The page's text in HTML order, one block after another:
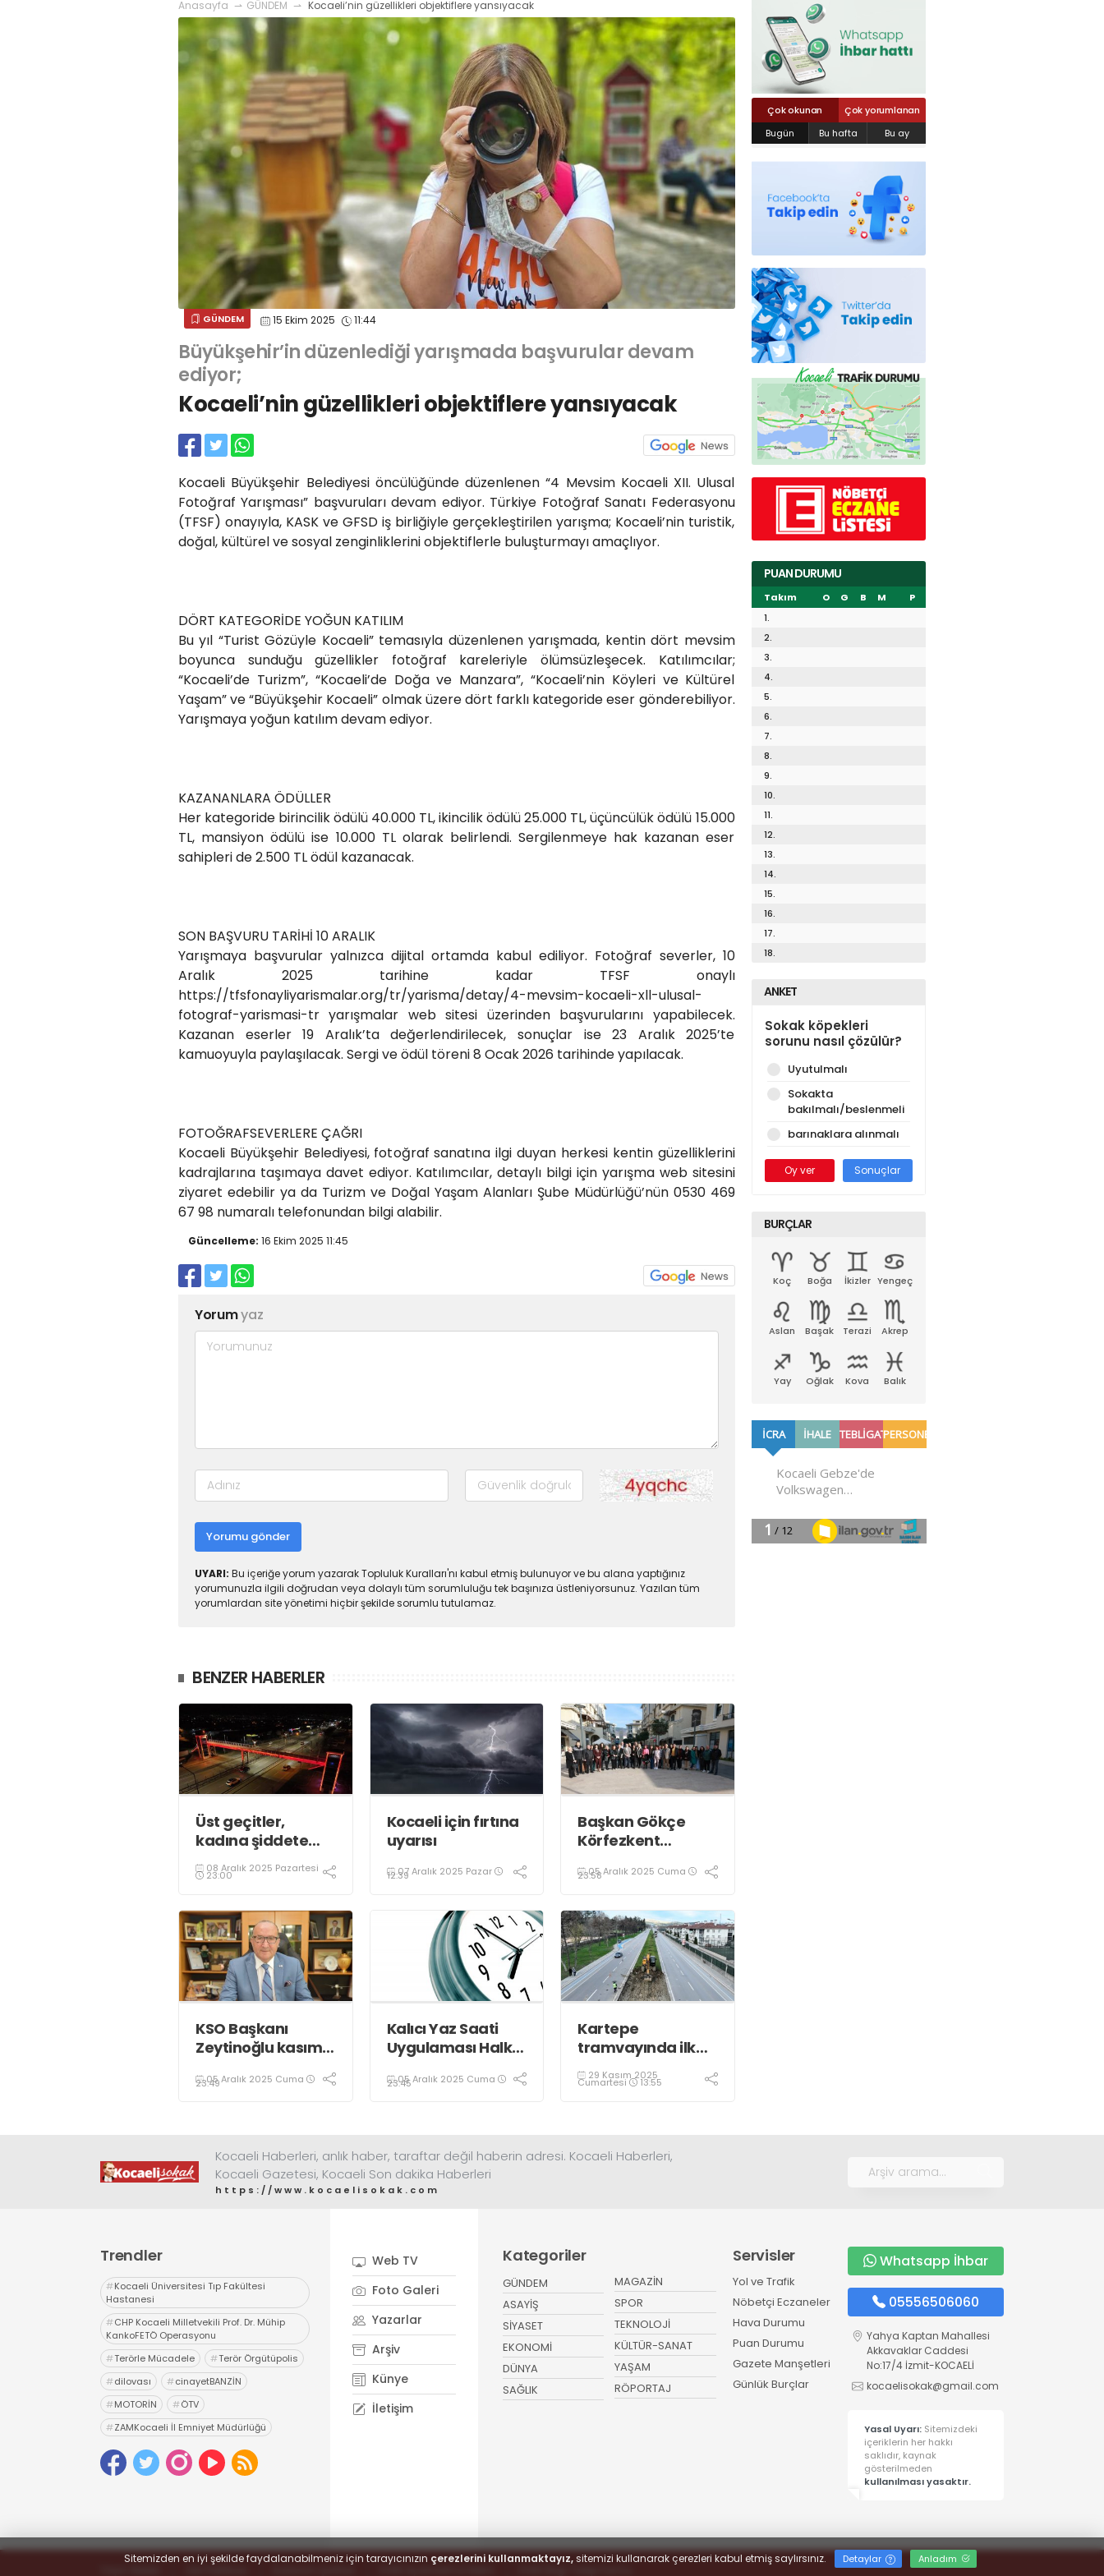
Anasayfa GÜNDEM Kocaeli’nin güzellikleri objektiflere yansıyacak
GÜNDEM 15 Ekim 2025 11:44
Büyükşehir’in düzenlediği yarışmada başvurular devam
ediyor;
Kocaeli’nin güzellikleri objektiflere yansıyacak
Kocaeli Büyükşehir Belediyesi öncülüğünde düzenlenen “4 Mevsim Kocaeli XII. Ulusal
Fotoğraf Yarışması” başvuruları devam ediyor. Türkiye Fotoğraf Sanatı Federasyonu
(TFSF) onayıyla, KASK ve GFSD iş birliğiyle gerçekleştirilen yarışma; Kocaeli’nin turistik,
doğal, kültürel ve sosyal zenginliklerini objektiflerle buluşturmayı amaçlıyor.
DÖRT KATEGORİDE YOĞUN KATILIM
Bu yıl “Turist Gözüyle Kocaeli” temasıyla düzenlenen yarışmada, kentin dört mevsim
boyunca sunduğu güzellikler fotoğraf kareleriyle ölümsüzleşecek. Katılımcılar;
“Kocaeli’de Turizm”, “Kocaeli’de Doğa ve Manzara”, “Kocaeli’nin Köyleri ve Kültürel
Yaşam” ve “Büyükşehir Kocaeli” olmak üzere dört farklı kategoride eser gönderebiliyor.
Yarışmaya yoğun katılım devam ediyor.
KAZANANLARA ÖDÜLLER
Her kategoride birincilik ödülü 40.000 TL, ikincilik ödülü 25.000 TL, üçüncülük ödülü 15.000
TL, mansiyon ödülü ise 10.000 TL olarak belirlendi. Sergilenmeye hak kazanan eser
sahipleri de 2.500 TL ödül kazanacak.
SON BAŞVURU TARİHİ 10 ARALIK
Yarışmaya başvurular yalnızca dijital ortamda kabul ediliyor. Fotoğraf severler, 10
Aralık 2025 tarihine kadar TFSF onaylı
https://tfsfonayliyarismalar.org/tr/yarisma/detay/4-mevsim-kocaeli-xll-ulusal-
fotograf-yarismasi-tr yarışmalar web sitesi üzerinden başvurularını yapabilecek.
Kazanan eserler 19 Aralık’ta değerlendirilecek, sonuçlar ise 23 Aralık 2025’te
kamuoyuyla paylaşılacak. Sergi ve ödül töreni 8 Ocak 2026 tarihinde yapılacak.
FOTOĞRAFSEVERLERE ÇAĞRI
Kocaeli Büyükşehir Belediyesi, fotoğraf sanatına ilgi duyan herkesi kentin güzelliklerini
kadrajlarına taşımaya davet ediyor. Katılımcılar, detaylı bilgi için yarışma web sitesini
ziyaret edebilir ya da Turizm ve Doğal Yaşam Alanları Şube Müdürlüğü’nün 0530 469
67 98 numaralı telefonundan bilgi alabilir.
Güncelleme: 16 Ekim 2025 11:45
Yorumyaz
Yorumu gönder
UYARI: Bu içeriğe yorum yazarak Topluluk Kuralları'nı kabul etmiş bulunuyor ve bu alana yaptığınız
yorumunuzla ilgili doğrudan veya dolaylı tüm sorumluluğu tek başınıza üstleniyorsunuz. Yazılan tüm
yorumlardan site yönetimi hiçbir şekilde sorumlu tutulamaz.
BENZER HABERLER
Üst geçitler,
kadına şiddete
karşı “turuncu”
renkle aydınlatıldı;
08 Aralık 2025 Pazartesi
23:00
Kocaeli için fırtına
uyarısı
07 Aralık 2025 Pazar
12:39
Başkan Gökçe
Körfezkent
Oldu
05 Aralık 2025 Cuma
23:58
KSO Başkanı
Zeytinoğlu kasım
verilerini
05 Aralık 2025 Cuma
23:49
Kalıcı Yaz Saati
Uygulaması Halkın
Ediyor!
05 Aralık 2025 Cuma
23:45
Kartepe
tramvayında ilk
kepçe vuruldu
29 Kasım 2025
Cumartesi 13:55
Çok okunan
Çok yorumlanan
Bugün
Bu hafta Bu ay
PUAN DURUMU
Takım O G B M
P
1.
2.
3.
4.
5.
6.
7.
8.
9.
10.
11.
12.
13.
14.
15.
16.
17.
18.
ANKET
Sokak köpekleri
sorunu nasıl çözülür?
Uyutulmalı
Sokakta
bakılmalı/beslenmeli
barınaklara alınmalı
Oy ver Sonuçlar
BURÇLAR
Koç Boğa İkizler Yengeç
Aslan Başak Terazi Akrep
Yay Oğlak Kova Balık
Kocaeli Haberleri, anlık haber, taraftar değil haberin adresi. Kocaeli Haberleri,
Kocaeli Gazetesi, Kocaeli Son dakika Haberleri
https://www.kocaelisokak.com
Trendler
#Kocaeli Üniversitesi Tıp Fakültesi
Hastanesi
#CHP Kocaeli Milletvekili Prof. Dr. Mühip
KankoFETÖ Operasyonu
#Terörle Mücadele #Terör Örgütüpolis
#dilovası #cinayetBANZİN
#MOTORİN #ÖTV
#ZAMKocaeli İl Emniyet Müdürlüğü
#Uyuşturucu # uyarıcı madde ticareti
# hapis
Web TV
Foto Galeri
Yazarlar
Arşiv
Künye
İletişim
Kategoriler
GÜNDEM
ASAYİŞ
SİYASET
EKONOMİ
DÜNYA
SAĞLIK
MAGAZİN
SPOR
TEKNOLOJİ
KÜLTÜR-SANAT
YAŞAM
RÖPORTAJ
Servisler
Yol ve Trafik
Nöbetçi Eczaneler
Hava Durumu
Puan Durumu
Gazete Manşetleri
Günlük Burçlar
Whatsapp İhbar
05556506060
Yahya Kaptan Mahallesi
Akkavaklar Caddesi
No:17/4 İzmit-KOCAELİ
kocaelisokak@gmail.com
Yasal Uyarı: Sitemizdeki
içeriklerin her hakkı
saklıdır, kaynak
gösterilmeden
kullanılması yasaktır.
Yahya Kaptan Mahallesi Akkavaklar
Caddesi No:17/4 İzmit-KOCAELİ
Sitemizden en iyi şekilde faydalanabilmeniz için tarayıcınızın çerezlerini kullanmaktayız,sitemizi kullanarak çerezleri kabul etmiş saylırsınız. Detaylar Anladım